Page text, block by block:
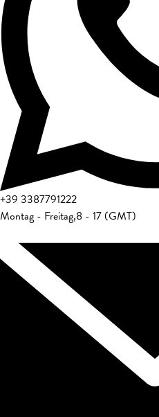
+39 3387791222
Montag - Freitag,8 - 17 (GMT)